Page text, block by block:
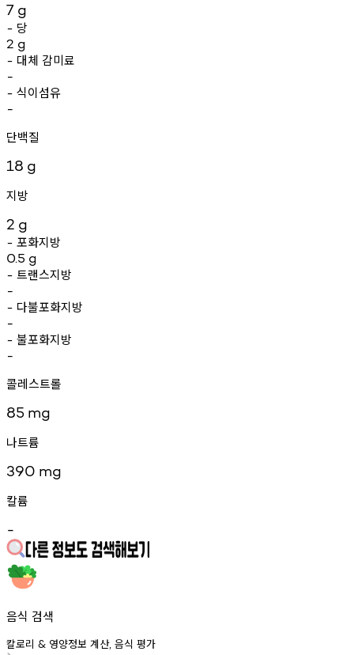
7 g
- 당
2 g
- 대체 감미료
-
- 식이섬유
-
단백질
18 g
지방
2 g
- 포화지방
0.5 g
- 트랜스지방
-
- 다불포화지방
-
- 불포화지방
-
콜레스트롤
85 mg
나트륨
390 mg
칼륨
-
음식 검색
칼로리 & 영양정보 계산, 음식 평가